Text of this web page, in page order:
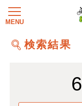
検索結果
6